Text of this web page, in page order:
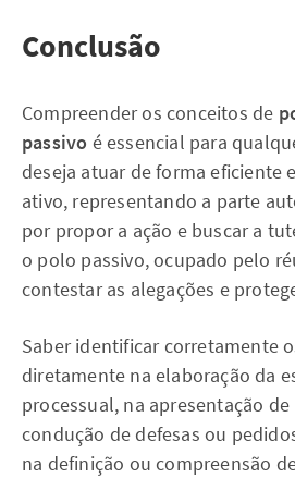
Conclusão
Compreender os conceitos de
passivo é essencial para
deseja atuar de forma eficiente
ativo, representando a parte
por propor a ação e buscar a
o polo passivo, ocupado pelo
contestar as alegações e
Saber identificar corretamente
diretamente na elaboração da
processual, na apresentação de
condução de defesas ou
na definição ou compreensão